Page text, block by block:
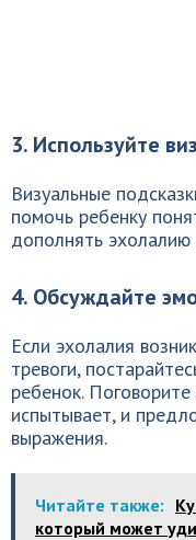
3. Используйте
Визуальные
помочь ребенку
дополнять
4. Обсуждайте
Если эхолалия
тревоги,
ребенок.
испытывает, и
выражения.
Читайте также:
который может